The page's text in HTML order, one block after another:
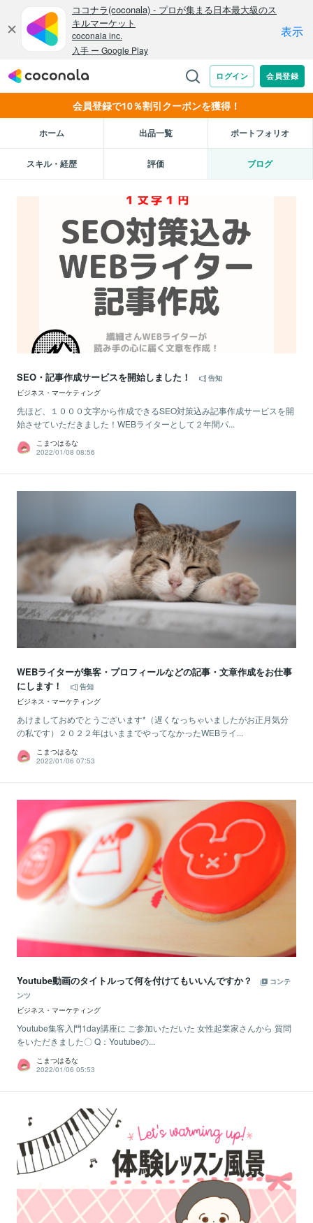
会員登録で10％割引クーポンを獲得！
ホーム 出品一覧 ポートフォリオ
スキル・経歴 評価 ブログ
SEO・記事作成サービスを開始しました！
告知
ビジネス・マーケティング
先ほど、１０００文字から作成できるSEO対策込み記事作成サービスを開
始させていただきました！WEBライターとして２年間パ...
こまつはるな
2022/01/08 08:56
WEBライターが集客・プロフィールなどの記事・文章作成をお仕事
にします！
告知
ビジネス・マーケティング
あけましておめでとうございます*（遅くなっちゃいましたがお正月気分
の私です）２０２２年はいままでやってなかったWEBライ...
こまつはるな
2022/01/06 07:53
Youtube動画のタイトルって何を付けてもいいんですか？
コンテ
ンツ
ビジネス・マーケティング
Youtube集客入門1day講座に ご参加いただいた 女性起業家さんから 質問
をいただきました〇 Q：Youtubeの...
こまつはるな
2022/01/06 05:53